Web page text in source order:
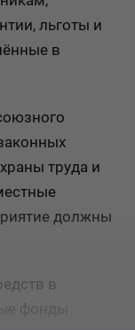
льготы и
в
труда и
должны
в